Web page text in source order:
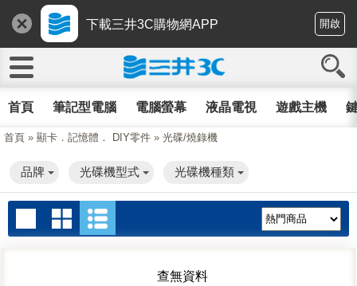
下載三井3C購物網APP 開啟
首頁 筆記型電腦 電腦螢幕 液晶電視 遊戲主機
首頁 » 顯卡．記憶體． DIY零件 » 光碟/燒錄機
品牌 光碟機型式 光碟機種類
查無資料